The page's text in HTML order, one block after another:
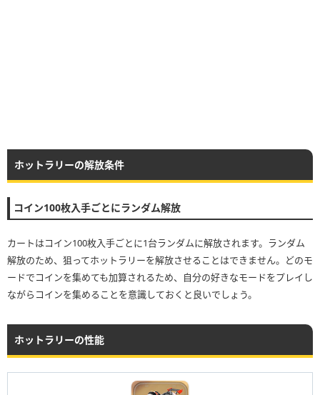
ホットラリーの解放条件
コイン100枚入手ごとにランダム解放
カートはコイン100枚入手ごとに1台ランダムに解放されます。ランダム
解放のため、狙ってホットラリーを解放させることはできません。どのモ
ードでコインを集めても加算されるため、自分の好きなモードをプレイし
ながらコインを集めることを意識しておくと良いでしょう。
ホットラリーの性能